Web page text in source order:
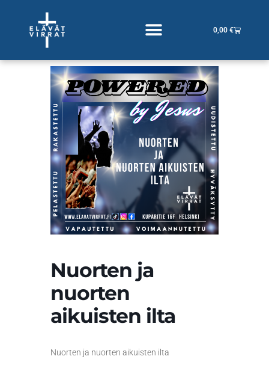
0,00 €Cart
Nuorten ja
nuorten
aikuisten ilta
Nuorten ja nuorten aikuisten ilta